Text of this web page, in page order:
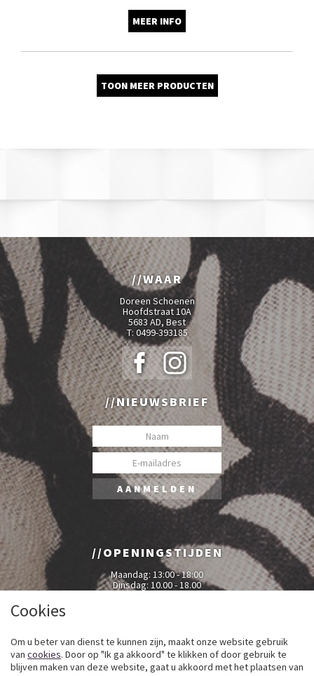
Cookies
Om u beter van dienst te kunnen zijn, maakt onze website gebruik
van cookies. Door op "Ik ga akkoord" te klikken of door gebruik te
blijven maken van deze website, gaat u akkoord met het plaatsen van
MEER INFO
TOON MEER PRODUCTEN
WAAR
Doreen Schoenen
Hoofdstraat 10A
5683 AD, Best
T: 0499-393185
NIEUWSBRIEF
OPENINGSTIJDEN
Maandag: 13:00 - 18:00
Dinsdag: 10.00 - 18.00
Woensdag: 10.00 - 18.00